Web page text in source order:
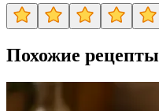
Похожие рецепты